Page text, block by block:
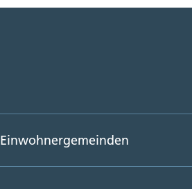
Einwohnergemeinden